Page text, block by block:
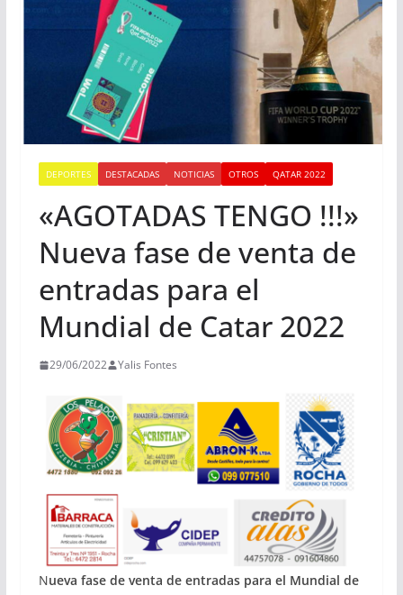
DEPORTES DESTACADAS NOTICIAS OTROS QATAR 2022
«AGOTADAS TENGO !!!»
Nueva fase de venta de
entradas para el
Mundial de Catar 2022
29/06/2022 Yalis Fontes
Nueva fase de venta de entradas para el Mundial de